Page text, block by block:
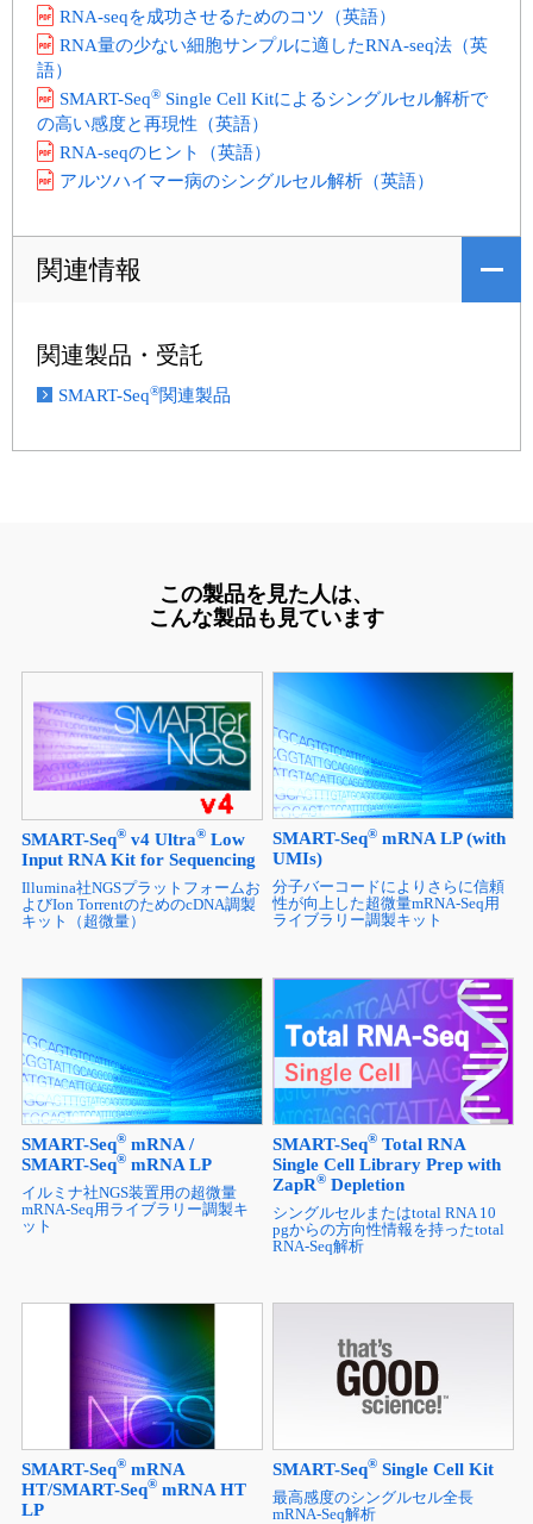
RNA-seqを成功させるためのコツ（英語）
RNA量の少ない細胞サンプルに適したRNA-seq法（英
語）
SMART-Seq® Single Cell Kitによるシングルセル解析で
の高い感度と再現性（英語）
RNA-seqのヒント（英語）
アルツハイマー病のシングルセル解析（英語）
関連情報
関連製品・受託
SMART-Seq®関連製品
この製品を見た人は、
こんな製品も見ています
SMART-Seq®v4 Ultra®Low
Input RNA Kit for Sequencing
Illumina社NGSプラットフォームお
よびIon TorrentのためのcDNA調製
キット（超微量）
SMART-Seq® mRNA LP (with
UMIs)
分子バーコードによりさらに信頼
性が向上した超微量mRNA-Seq用
ライブラリー調製キット
SMART-Seq®mRNA /
SMART-Seq®mRNA LP
イルミナ社NGS装置用の超微量
mRNA-Seq用ライブラリー調製キ
ット
SMART-Seq® Total RNA
Single Cell Library Prep with
ZapR® Depletion
シングルセルまたはtotal RNA 10
pgからの方向性情報を持ったtotal
RNA-Seq解析
SMART-Seq®mRNA
HT/SMART-Seq®mRNA HT
LP
SMART-Seq® Single Cell Kit
最高感度のシングルセル全長
mRNA-Seq解析